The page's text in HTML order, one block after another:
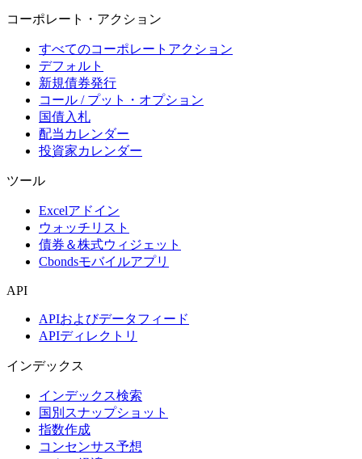
コーポレート・アクション
すべてのコーポレートアクション
デフォルト
新規債券発行
コール / プット・オプション
国債入札
配当カレンダー
投資家カレンダー
ツール
Excelアドイン
ウォッチリスト
債券＆株式ウィジェット
Cbondsモバイルアプリ
API
APIおよびデータフィード
APIディレクトリ
インデックス
インデックス検索
国別スナップショット
指数作成
コンセンサス予想